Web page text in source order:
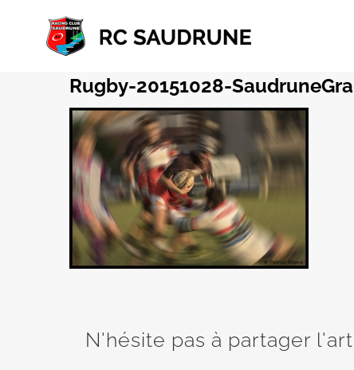
contenu
Rugby-20151028-
N'hésite pas à partager